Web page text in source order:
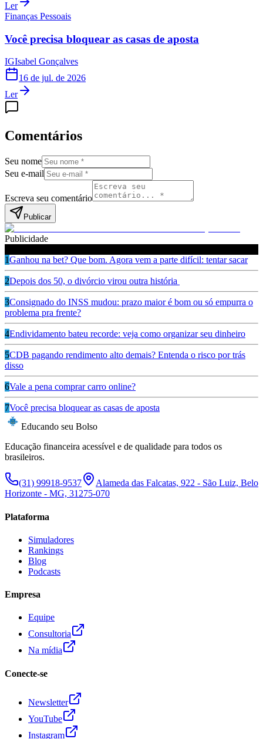
Ler
Finanças Pessoais
Você precisa bloquear as casas de aposta
IGIsabel Gonçalves
16 de jul. de 2026
Ler
Comentários
Seu nome
Seu e-mail
Escreva seu comentário
Publicar
Publicidade
1Ganhou na bet? Que bom. Agora vem a parte difícil: tentar sacar
2Depois dos 50, o divórcio virou outra história
3Consignado do INSS mudou: prazo maior é bom ou só empurra o
problema pra frente?
4Endividamento bateu recorde: veja como organizar seu dinheiro
5CDB pagando rendimento alto demais? Entenda o risco por trás
disso
6Vale a pena comprar carro online?
7Você precisa bloquear as casas de aposta
Educando seu Bolso
Educação financeira acessível e de qualidade para todos os
brasileiros.
(31) 99918-9537
Alameda das Falcatas, 922 - São Luiz, Belo
Horizonte - MG, 31275-070
Plataforma
Simuladores
Rankings
Blog
Podcasts
Empresa
Equipe
Consultoria
Na mídia
Conecte-se
Newsletter
YouTube
Instagram